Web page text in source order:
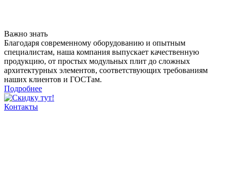
Важно знать
Благодаря современному оборудованию и опытным
специалистам, наша компания выпускает качественную
продукцию, от простых модульных плит до сложных
архитектурных элементов, соответствующих требованиям
наших клиентов и ГОСТам.
Подробнее
Контакты